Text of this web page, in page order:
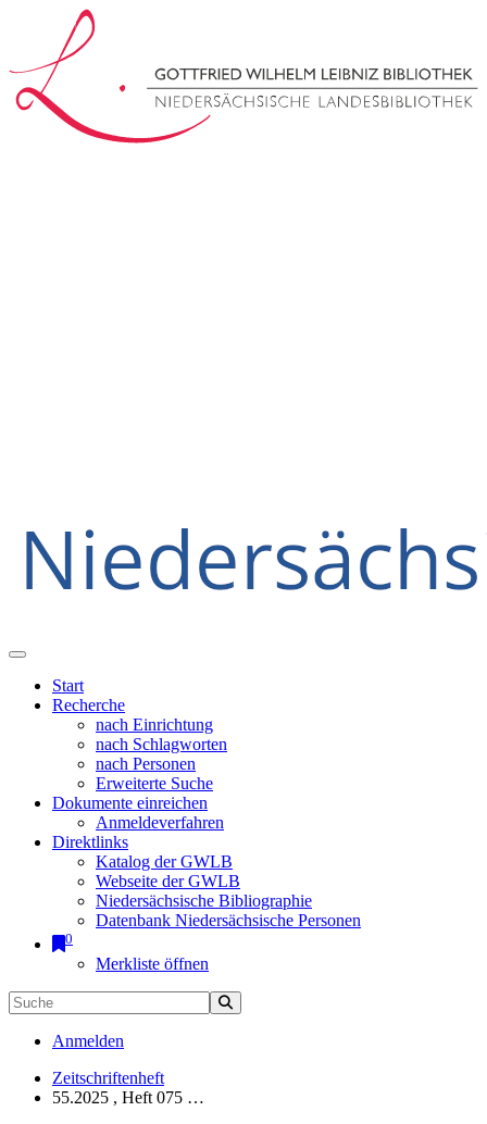
Start
Recherche
nach Einrichtung
nach Schlagworten
nach Personen
Erweiterte Suche
Dokumente einreichen
Anmeldeverfahren
Direktlinks
Katalog der GWLB
Webseite der GWLB
Niedersächsische Bibliographie
Datenbank Niedersächsische Personen
0
Merkliste öffnen
Anmelden
Zeitschriftenheft
55.2025 , Heft 075 …